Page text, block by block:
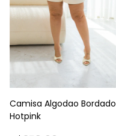
Camisa Algodao Bordado
Hotpink